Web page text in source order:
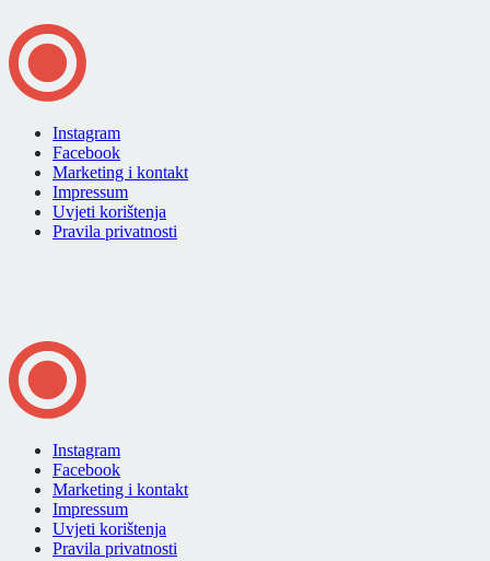
Instagram
Facebook
Marketing i kontakt
Impressum
Uvjeti korištenja
Pravila privatnosti
Instagram
Facebook
Marketing i kontakt
Impressum
Uvjeti korištenja
Pravila privatnosti